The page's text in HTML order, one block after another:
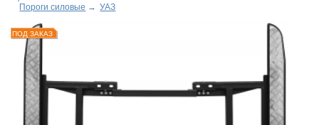
Пороги силовые → УАЗ
ПОД ЗАКАЗ